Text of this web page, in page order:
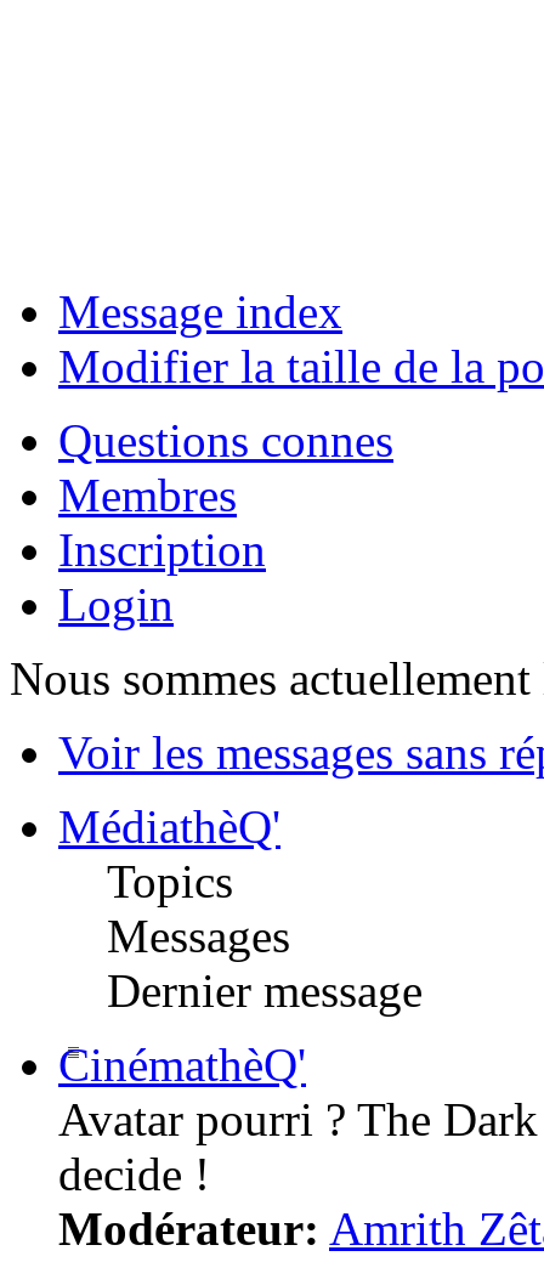
Message index
Modifier la taille de la
Questions connes
Membres
Inscription
Login
Nous sommes
Voir les messages sans
MédiathèQ'
Topics
Messages
Dernier message
CinémathèQ'
Avatar pourri ? The
decide !
Modérateur: Amrith